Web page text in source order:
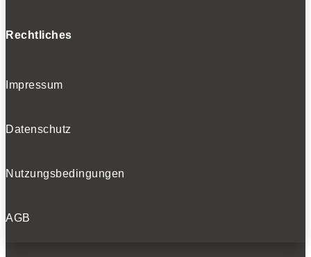
Rechtliches
Impressum
Datenschutz
Nutzungsbedingungen
AGB